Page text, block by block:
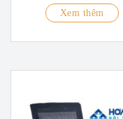
Xem thêm